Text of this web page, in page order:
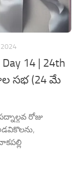
Day 14 | 24th
సభ (24 మే
రోజు